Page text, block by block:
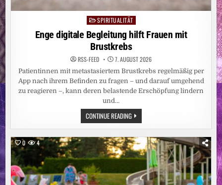
Posted
in
SPIRITUALITÄT
Enge digitale Begleitung hilft Frauen mit
Brustkrebs
RSS-FEED 7. AUGUST 2026
Patientinnen mit metastasiertem Brustkrebs regelmäßig per
App nach ihrem Befinden zu fragen – und darauf umgehend
zu reagieren –, kann deren belastende Erschöpfung lindern
und…
CONTINUE READINGENGE
DIGITALE
BEGLEITUNG
FRAUEN
MIT
BRUSTKREBS
0 4